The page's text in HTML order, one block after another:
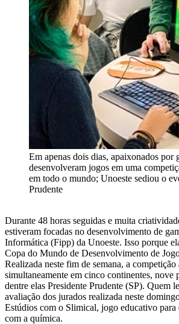
Em apenas dois dias, apaixonados por
desenvolveram jogos em uma
em todo o mundo; Unoeste sediou o
Prudente
Durante 48 horas seguidas e muita
estiveram focadas no desenvolvimento de
Informática (Fipp) da Unoeste. Isso porque
Copa do Mundo de Desenvolvimento de
Realizada neste fim de semana, a competição
simultaneamente em cinco continentes, nove
dentre elas Presidente Prudente (SP). Quem
avaliação dos jurados realizada neste
Estúdios com o Slimical, jogo educativo
com a química.